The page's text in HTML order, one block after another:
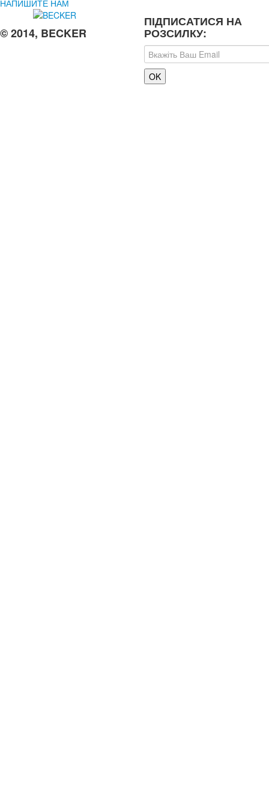
НАПИШИТЕ НАМ
© 2014, BECKER
ПІДПИСАТИСЯ НА
РОЗСИЛКУ: